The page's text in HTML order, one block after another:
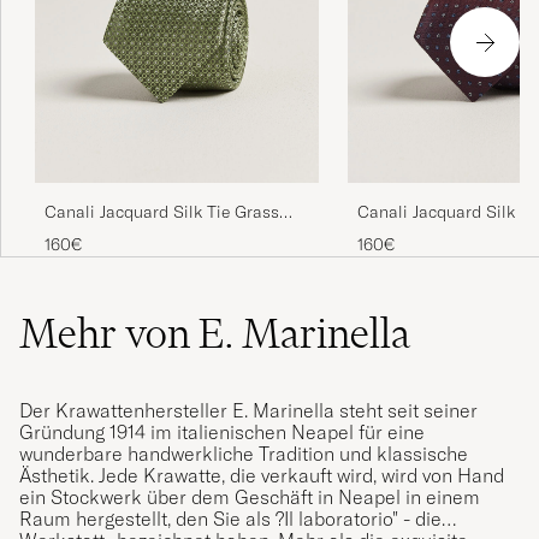
Canali Jacquard Silk Tie Grass
Green
160€
Canali Jacquard Silk
160€
Mehr von E. Marinella
Der Krawattenhersteller E. Marinella steht seit seiner
Gründung 1914 im italienischen Neapel für eine
wunderbare handwerkliche Tradition und klassische
Ästhetik. Jede Krawatte, die verkauft wird, wird von Hand
ein Stockwerk über dem Geschäft in Neapel in einem
Raum hergestellt, den Sie als ?Il laboratorio" - die